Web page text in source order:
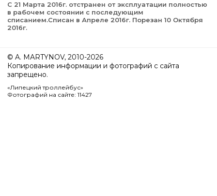
С 21 Марта 2016г. отстранен от эксплуатации полностью
в рабочем состоянии с последующим
списанием.Списан в Апреле 2016г. Порезан 10 Октября
2016г.
© A. MARTYNOV, 2010-2026
Копирование информации и фотографий с сайта
запрещено.
«Липецкий троллейбус»
Фотографий на сайте: 11427